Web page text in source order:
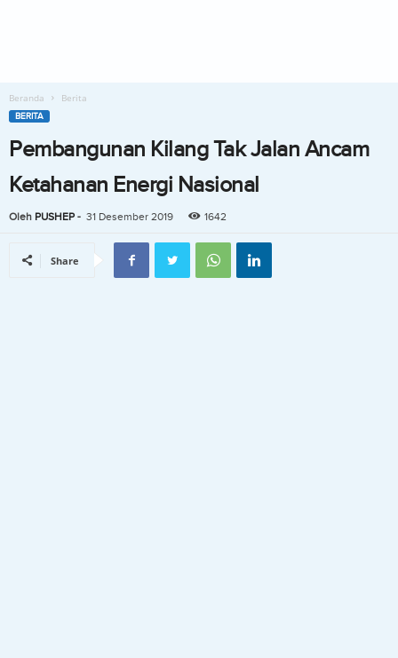
Beranda Berita
BERITA
Pembangunan Kilang Tak Jalan Ancam
Ketahanan Energi Nasional
Oleh PUSHEP - 31 Desember 2019 1642
Share